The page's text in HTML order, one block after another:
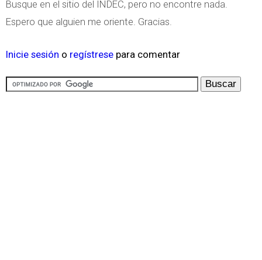
Busque en el sitio del INDEC, pero no encontre nada.
Espero que alguien me oriente. Gracias.
Inicie sesión o regístrese para comentar